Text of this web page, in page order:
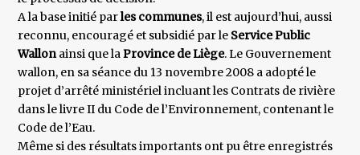
A la base initié parles communes, il est aujourd’hui, aussi
reconnu, encouragé et subsidié par le Service Public
Wallonainsi que laProvince de Liège. Le Gouvernement
wallon, en sa séance du 13 novembre 2008 a adopté le
projet d’arrêté ministériel incluant les Contrats de rivière
dans le livre II du Code de l’Environnement, contenant le
Code de l’Eau.
Même si des résultats importants ont pu être enregistrés